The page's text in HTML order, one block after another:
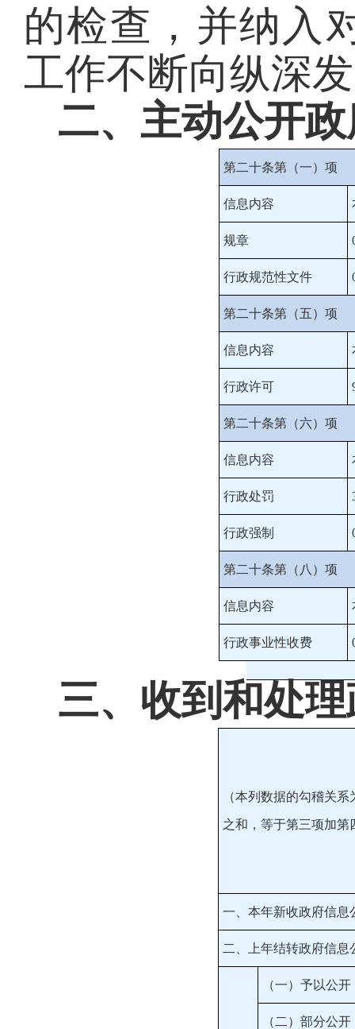
的检查，并纳入
工作不断向纵深
二、主动公开
第二十条第（一）项
信息内容
规章
行政规范性文件
第二十条第（五）项
信息内容
行政许可
第二十条第（六）项
信息内容
行政处罚
行政强制
第二十条第（八）项
信息内容
行政事业性收费
三、收到和处
（本列数据的勾稽关
之和，等于第三项加第
一、本年新收政府信息
二、上年结转政府信息
（一）予以公开
（二）部分公